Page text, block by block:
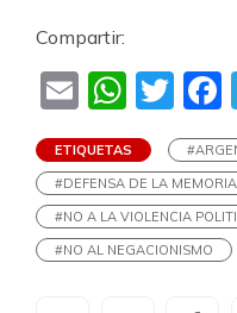
Compartir:
Email
ETIQUETAS
#DEFENSA DE LA MEMORIA
#NO A LA VIOLENCIA
#NO AL NEGACIONISMO